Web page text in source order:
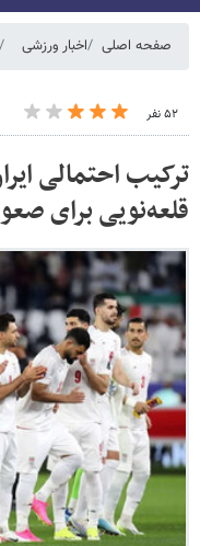
صفحه اصلی اخبار ورزشی
۵۲ نفر
ترکیب احتمالی
قلعه‌نویی برای